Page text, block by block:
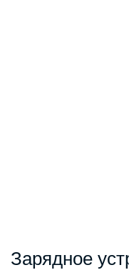
Зарядное